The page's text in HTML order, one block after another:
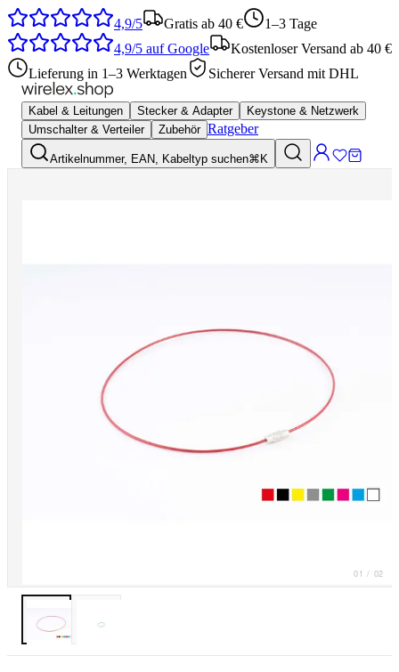
4,9/5 Gratis ab 40 €
1–3 Tage
4,9/5 auf Google
Kostenloser Versand ab 40 €
Lieferung in 1–3 Werktagen
Sicherer Versand mit DHL
Kabel & Leitungen Stecker & Adapter
Keystone & Netzwerk
Umschalter & Verteiler
Zubehör Ratgeber
Artikelnummer, EAN, Kabeltyp suchen⌘K
01 / 02